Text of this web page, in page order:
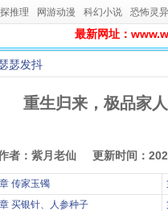
推理 网游动漫 科幻小说 恐怖灵异
最新网址：
瑟发抖
重生归来，极品家
者：紫月老仙 更新时间：
传家玉镯
买银针、人参种子